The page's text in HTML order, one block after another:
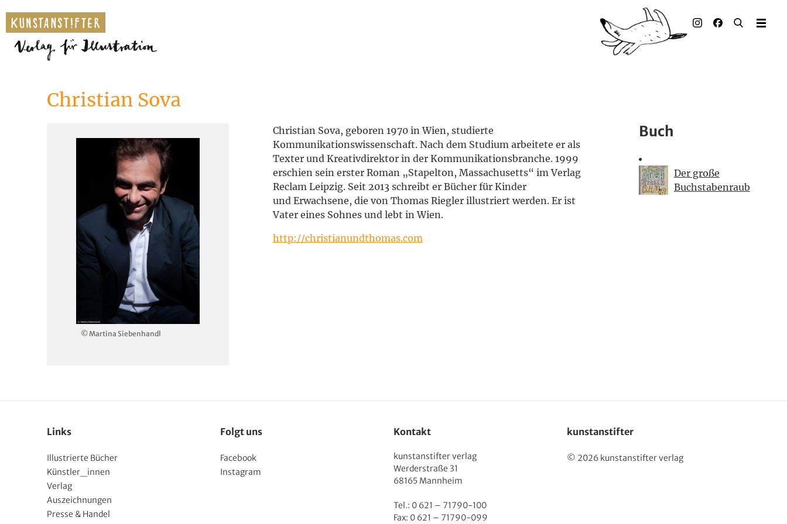
Christian Sova
© Martina Siebenhandl
Christian Sova, geboren 1970 in Wien, studierte
Kommunikationswissenschaft. Nach dem Studium arbeitete er als
Texter und Kreativdirektor in der Kommunikationsbranche. 1999
erschien sein erster Roman „Stapelton, Massachusetts“ im Verlag
Reclam Leipzig. Seit 2013 schreibt er Bücher für Kinder
und Erwachsene, die von Thomas Riegler illustriert werden. Er ist
Vater eines Sohnes und lebt in Wien.
http://christianundthomas.com
Buch
Der große
Buchstabenraub
Links
Illustrierte Bücher
Künstler_innen
Verlag
Auszeichnungen
Presse & Handel
Folgt uns
Facebook
Instagram
Kontakt
kunstanstifter verlag
Werderstraße 31
68165 Mannheim
Tel.: 0 621 – 71790-100
Fax: 0 621 – 71790-099
kunstanstifter
© 2026 kunstanstifter verlag
Illustrierte Bücher
Rechte